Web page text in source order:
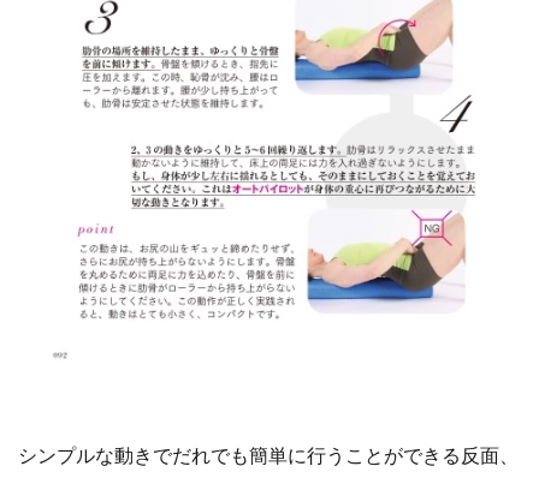
シンプルな動きでだれでも簡単に行うことができる反面、